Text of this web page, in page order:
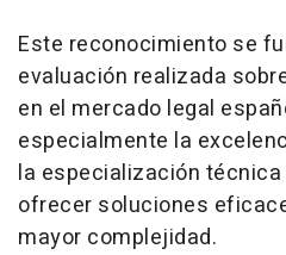
Este reconocimiento se
evaluación realizada
en el mercado legal
especialmente la
la especialización
ofrecer soluciones
mayor complejidad.